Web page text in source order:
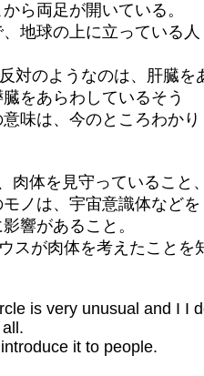
ら両足が開いている。
地球の上に立っている人
対のようなのは、肝臓を
をあらわしているそう
味は、今のところわかり
肉体を見守っていること
ノは、宇宙意識体などを
響があること。
スが肉体を考えたことを
is very unusual and I I
it to people.